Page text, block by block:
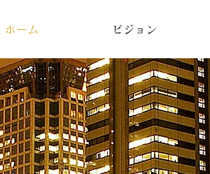
ホーム ビジョン